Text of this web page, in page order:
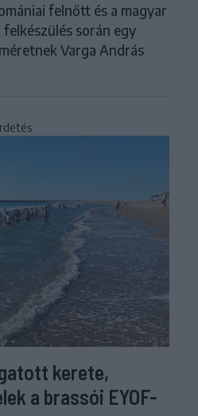
felnőtt és a magyar
során egy
Varga András
kerete,
a brassói EYOF-